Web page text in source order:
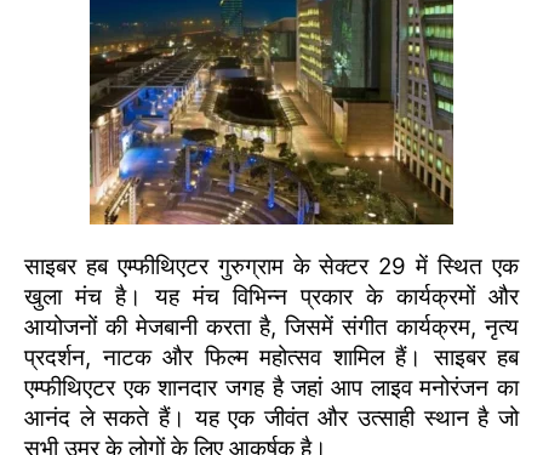
साइबर हब एम्फीथिएटर गुरुग्राम के सेक्टर 29 में स्थित एक
खुला मंच है। यह मंच विभिन्न प्रकार के कार्यक्रमों और
आयोजनों की मेजबानी करता है, जिसमें संगीत कार्यक्रम, नृत्य
प्रदर्शन, नाटक और फिल्म महोत्सव शामिल हैं। साइबर हब
एम्फीथिएटर एक शानदार जगह है जहां आप लाइव मनोरंजन का
आनंद ले सकते हैं। यह एक जीवंत और उत्साही स्थान है जो
सभी उम्र के लोगों के लिए आकर्षक है।